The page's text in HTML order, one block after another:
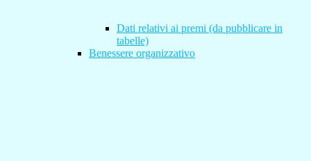
Dati relativi ai premi (da pubblicare in
tabelle)
Benessere organizzativo